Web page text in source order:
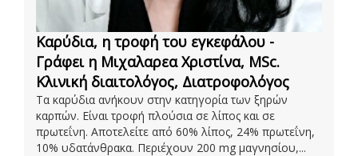
Καρύδια, η τροφή του εγκεφάλου -
Γράφει η Μιχαλαρεα Χριστίνα, ΜSc.
Κλινική διαιτολόγος, Διατροφολόγος
Τα καρύδια ανήκουν στην κατηγορία των ξηρών
καρπών. Είναι τροφή πλούσια σε λίπος και σε
πρωτεΐνη. Αποτελείτε από 60% λίπος, 24% πρωτεΐνη,
10% υδατάνθρακα. Περιέχουν 200 mg μαγνησίου,...